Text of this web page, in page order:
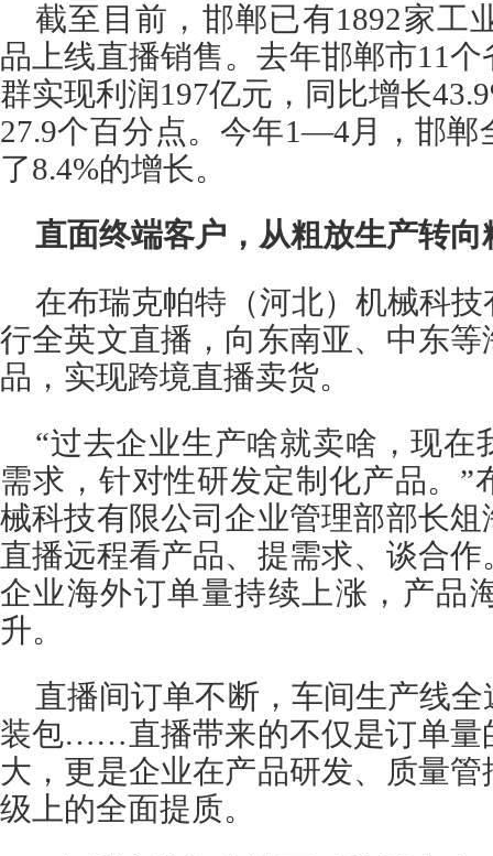
截至目前，邯郸已有1892家工
品上线直播销售。去年邯郸市11
群实现利润197亿元，同比增长
27.9个百分点。今年1—4月，邯郸
了8.4%的增长。
直面终端客户，从粗放生产转向
在布瑞克帕特（河北）机械科
行全英文直播，向东南亚、中东
品，实现跨境直播卖货。
“过去企业生产啥就卖啥，现在
需求，针对性研发定制化产品。”
械科技有限公司企业管理部部长
直播远程看产品、提需求、谈合
企业海外订单量持续上涨，产品
升。
直播间订单不断，车间生产线
装包……直播带来的不仅是订单量
大，更是企业在产品研发、质量
级上的全面提质。